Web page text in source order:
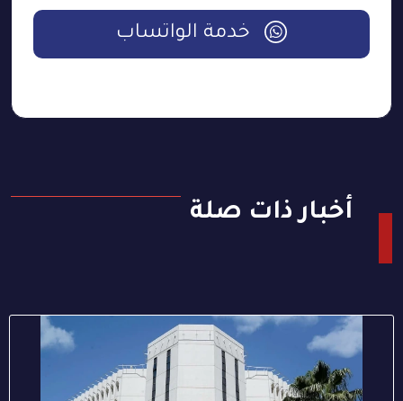
خدمة الواتساب
أخبار ذات صلة